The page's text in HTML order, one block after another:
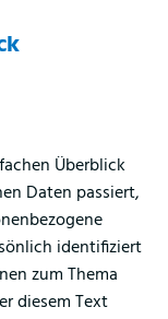
Überblick
Daten passiert,
identifiziert
zum Thema
diesem Text